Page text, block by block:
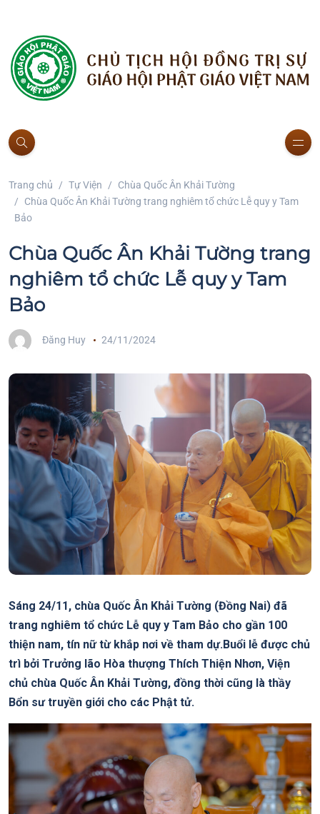
Trang chủ Tự Viện
Chùa Quốc Ân Khải Tường
Chùa Quốc Ân Khải Tường trang nghiêm tổ chức Lễ quy y Tam
Bảo
Chùa Quốc Ân Khải Tường trang
nghiêm tổ chức Lễ quy y Tam
Bảo
Đăng Huy 24/11/2024
Sáng 24/11, chùa Quốc Ân Khải Tường (Đồng Nai) đã
trang nghiêm tổ chức Lễ quy y Tam Bảo cho gần 100
thiện nam, tín nữ từ khắp nơi về tham dự.Buổi lễ được chủ
trì bởi Trưởng lão Hòa thượng Thích Thiện Nhơn, Viện
chủ chùa Quốc Ân Khải Tường, đồng thời cũng là thầy
Bổn sư truyền giới cho các Phật tử.